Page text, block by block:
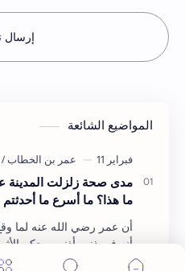
إرسال
المواضيع الشائعة
مدى صحة زلزلت المدينة
ما هذا؟ ما أسرع ما أحدثتم
أن عمر رضي الله عنه لما
أنه في ذنب أذنبوه. حكم
معناه أخرجه ابن أبي الدنيا